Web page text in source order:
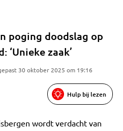
poging doodslag op
‘Unieke zaak’
30 oktober 2025 om 19:16
Hulp bij lezen
wordt verdacht van